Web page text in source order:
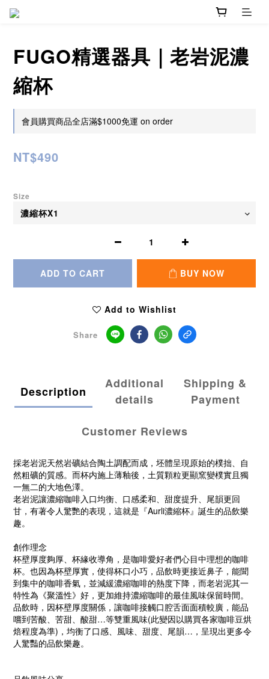
FUGO精選器具｜老岩泥濃
縮杯
會員購買商品全店滿$1000免運 on order
NT$490
Size
ADD TO CART BUY NOW
Add to Wishlist
Share
Description
Additional
details
Shipping &
Payment
Customer Reviews
採老岩泥天然岩礦結合陶土調配而成，坯體呈現原始的樸拙、自
然粗礦的質感。而杯内施上薄釉後，土質顆粒更顯窯變樸實且獨
一無二的大地色澤。
老岩泥讓濃縮咖啡入口均衡、口感柔和、甜度提升、尾韻更回
甘，有著令人驚艷的表現，這就是『Aurli濃縮杯』誕生的品飲樂
趣。
創作理念
杯壁厚度夠厚、杯緣收導角，是咖啡愛好者們心目中理想的咖啡
杯。也因為杯壁厚實，使得杯口小巧，品飲時更接近鼻子，能聞
到集中的咖啡香氣，並減緩濃縮咖啡的熱度下降，而老岩泥其一
特性為《聚溫性》好，更加維持濃縮咖啡的最佳風味保留時間。
品飲時，因杯壁厚度關係，讓咖啡接觸口腔舌面面積較廣，能品
嚐到苦酸、苦甜、酸甜…等雙重風味(此變因以購買各家咖啡豆烘
焙程度為準)，均衡了口感、風味、甜度、尾韻…，呈現出更多令
人驚豔的品飲樂趣。